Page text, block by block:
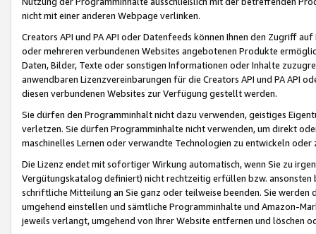
nicht mit einer anderen Webpage verlinken.
Creators API und PA API oder Datenfeeds können Ihnen den Zugriff
oder mehreren verbundenen Websites angebotenen Produkte
Daten, Bilder, Texte oder sonstigen Informationen oder Inhalte
anwendbaren Lizenzvereinbarungen für die Creators API und PA API
diesen verbundenen Websites zur Verfügung gestellt werden.
Sie dürfen den Programminhalt nicht dazu verwenden, geistiges
verletzen. Sie dürfen Programminhalte nicht verwenden, um direkt
maschinelles Lernen oder verwandte Technologien zu entwickeln
Die Lizenz endet mit sofortiger Wirkung automatisch, wenn Sie zu
Vergütungskatalog definiert) nicht rechtzeitig erfüllen bzw. ansonsten
schriftliche Mitteilung an Sie ganz oder teilweise beenden. Sie werden
umgehend einstellen und sämtliche Programminhalte und Amazon-
jeweils verlangt, umgehend von Ihrer Website entfernen und löschen